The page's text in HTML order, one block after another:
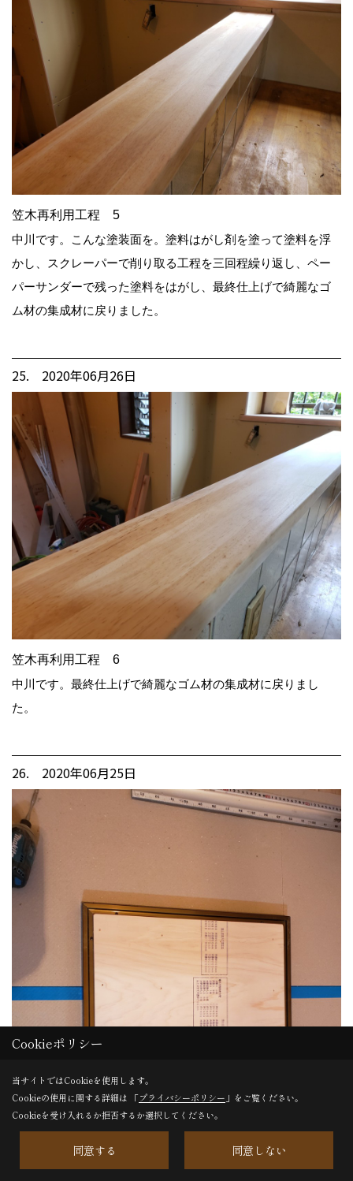
笠木再利用工程 5
中川です。こんな塗装面を。塗料はがし剤を塗って塗料を浮
かし、スクレーパーで削り取る工程を三回程繰り返し、ペー
パーサンダーで残った塗料をはがし、最終仕上げで綺麗なゴ
ム材の集成材に戻りました。
25. 2020年06月26日
笠木再利用工程 6
中川です。最終仕上げで綺麗なゴム材の集成材に戻りまし
た。
26. 2020年06月25日
Cookieポリシー
当サイトではCookieを使用します。
Cookieの使用に関する詳細は 「プライバシーポリシー 」をご覧ください。
Cookieを受け入れるか拒否するか選択してください。
同意する 同意しない